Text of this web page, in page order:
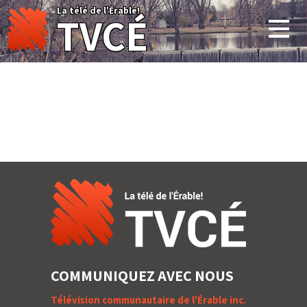
Skip
to
content
La télé de l'Érable!
TVCÉ
COMMUNIQUEZ AVEC NOUS
Télévision communautaire de l'Érable inc.